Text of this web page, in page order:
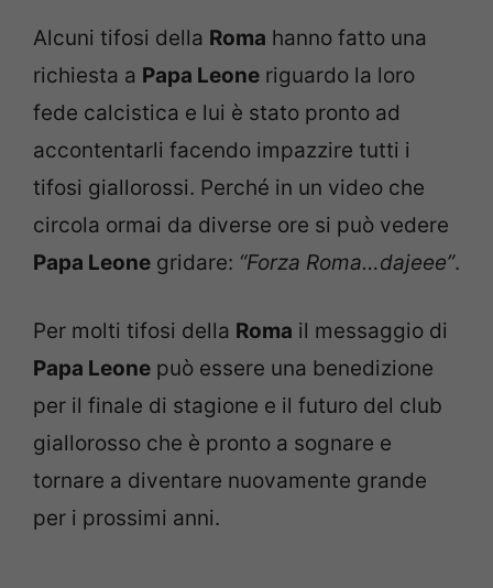
Alcuni tifosi della Roma hanno fatto una
richiesta a Papa Leone riguardo la loro
fede calcistica e lui è stato pronto ad
accontentarli facendo impazzire tutti i
tifosi giallorossi. Perché in un video che
circola ormai da diverse ore si può vedere
Papa Leone gridare: “Forza Roma…dajeee”.
Per molti tifosi della Roma il messaggio di
Papa Leone può essere una benedizione
per il finale di stagione e il futuro del club
giallorosso che è pronto a sognare e
tornare a diventare nuovamente grande
per i prossimi anni.